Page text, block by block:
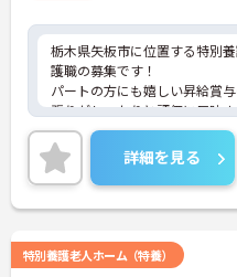
栃木県矢板市に位置する特別
護職の募集です！
パートの方にも嬉しい昇給賞
張りがしっかりと評価に反映
ご興味ある方には、面接対策
詳細をお話しいたしますのでお
い！
詳細を見る
特別養護老人ホーム（特養）